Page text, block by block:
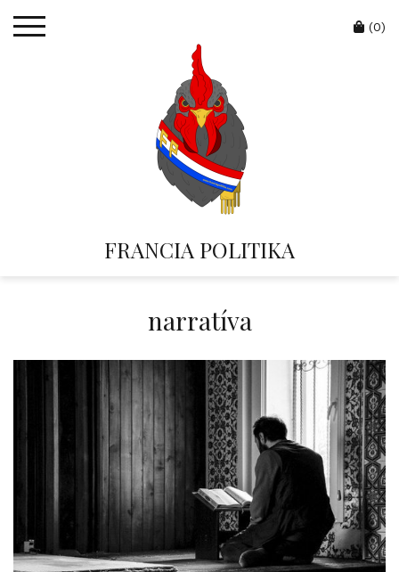
FRANCIA POLITIKA
Cart
(0)
narratíva